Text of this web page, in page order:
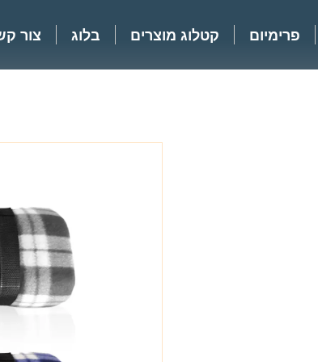
פרימיום קטלוג מוצרים בלוג צור